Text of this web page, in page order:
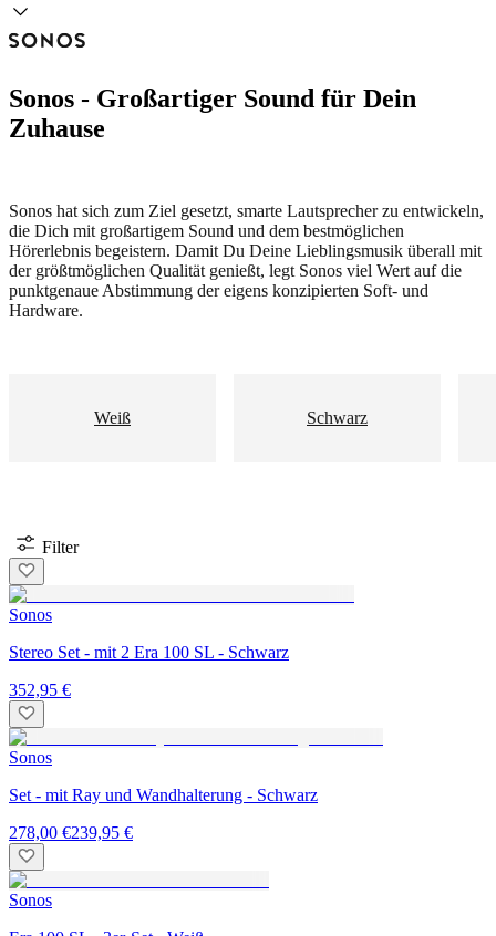
Sonos - Großartiger Sound für Dein
Zuhause
Sonos hat sich zum Ziel gesetzt, smarte Lautsprecher zu entwickeln,
die Dich mit großartigem Sound und dem bestmöglichen
Hörerlebnis begeistern. Damit Du Deine Lieblingsmusik überall mit
der größtmöglichen Qualität genießt, legt Sonos viel Wert auf die
punktgenaue Abstimmung der eigens konzipierten Soft- und
Hardware.
Weiß Schwarz
Filter
Sonos
Stereo Set - mit 2 Era 100 SL - Schwarz
352,95 €
Sonos
Set - mit Ray und Wandhalterung - Schwarz
278,00 €239,95 €
Sonos